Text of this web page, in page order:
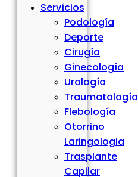
Servícios
Podología
Deporte
Cirugía
Ginecología
Urología
Traumatología
Flebología
Otorrino
Laringologia
Trasplante
Capilar